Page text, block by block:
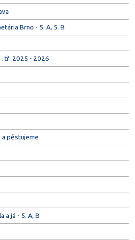
Brno - 5. A, 5. B
tř. 2025 - 2026
a pěstujeme
a já - 5. A, B